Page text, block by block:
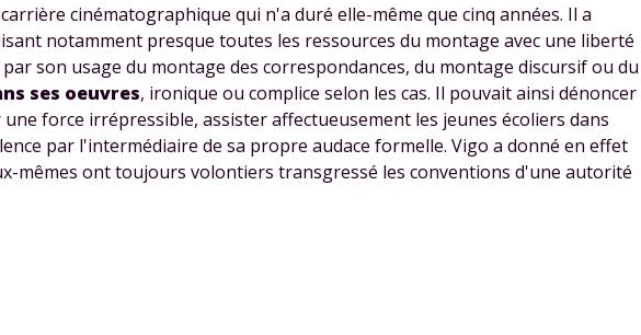
cinématographique qui n'a duré elle-même que cinq années. Il a
notamment presque toutes les ressources du montage avec une liberté
son usage du montage des correspondances, du montage discursif ou du
ses oeuvres, ironique ou complice selon les cas. Il pouvait ainsi dénoncer
force irrépressible, assister affectueusement les jeunes écoliers dans
par l'intermédiaire de sa propre audace formelle. Vigo a donné en effet
mêmes ont toujours volontiers transgressé les conventions d'une autorité